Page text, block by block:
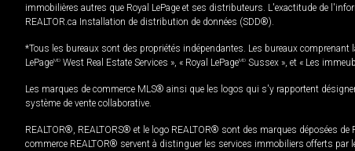
immobilières autres que Royal LePage et ses distributeurs. L'exactitude de
REALTOR.ca Installation de distribution de données (SDD®).
*Tous les bureaux sont des propriétés indépendantes. Les bureaux comprenant
LePageMD West Real Estate Services », « Royal LePageMD Sussex », et « Les
Les marques de commerce MLS® ainsi que les logos qui s'y rapportent
système de vente collaborative.
REALTOR®, REALTORS® et le logo REALTOR® sont des marques déposées
commerce REALTOR® servent à distinguer les services immobiliers offerts